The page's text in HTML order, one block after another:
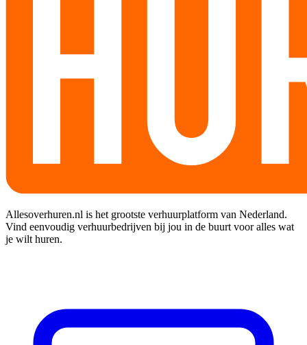
Allesoverhuren.nl is het grootste verhuurplatform van Nederland.
Vind eenvoudig verhuurbedrijven bij jou in de buurt voor alles wat
je wilt huren.